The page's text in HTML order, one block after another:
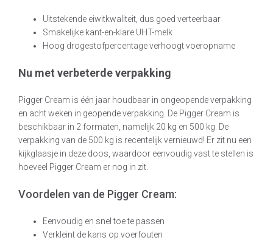
Uitstekende eiwitkwaliteit, dus goed verteerbaar
Smakelijke kant-en-klare UHT-melk
Hoog drogestofpercentage verhoogt voeropname
Nu met verbeterde verpakking
Pigger Cream is één jaar houdbaar in ongeopende verpakking
en acht weken in geopende verpakking. De Pigger Cream is
beschikbaar in 2 formaten, namelijk 20 kg en 500 kg. De
verpakking van de 500 kg is recentelijk vernieuwd! Er zit nu een
kijkglaasje in deze doos, waardoor eenvoudig vast te stellen is
hoeveel Pigger Cream er nog in zit.
Voordelen van de Pigger Cream:
Eenvoudig en snel toe te passen
Verkleint de kans op voerfouten